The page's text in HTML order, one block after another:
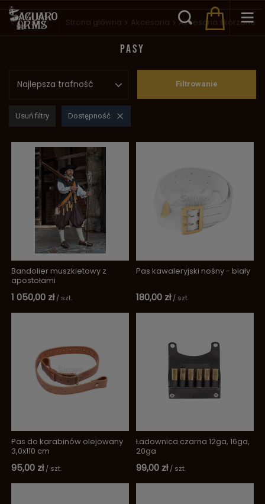
Wstecz Strona główna Akcesoria Akcesoria skórzane
PASY
Najlepsza trafność Filtrowanie
Usuń filtry Dostępność
Bandolier muszkietowy z
apostołami
1 050,00 zł / szt.
Pas kawaleryjski nośny - biały
180,00 zł / szt.
Pas do karabinów olejowany
3,0x110 cm
95,00 zł / szt.
Ładownica czarna 12ga, 16ga,
20ga
99,00 zł / szt.